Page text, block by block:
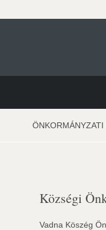
Községi
Vadna Köszég